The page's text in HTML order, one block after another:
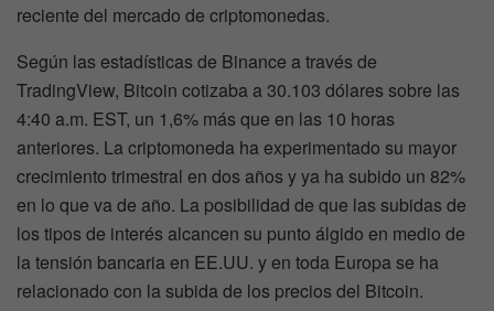
reciente del mercado de criptomonedas.
Según las estadísticas de Binance a través de
TradingView, Bitcoin cotizaba a 30.103 dólares sobre las
4:40 a.m. EST, un 1,6% más que en las 10 horas
anteriores. La criptomoneda ha experimentado su mayor
crecimiento trimestral en dos años y ya ha subido un 82%
en lo que va de año. La posibilidad de que las subidas de
los tipos de interés alcancen su punto álgido en medio de
la tensión bancaria en EE.UU. y en toda Europa se ha
relacionado con la subida de los precios del Bitcoin.